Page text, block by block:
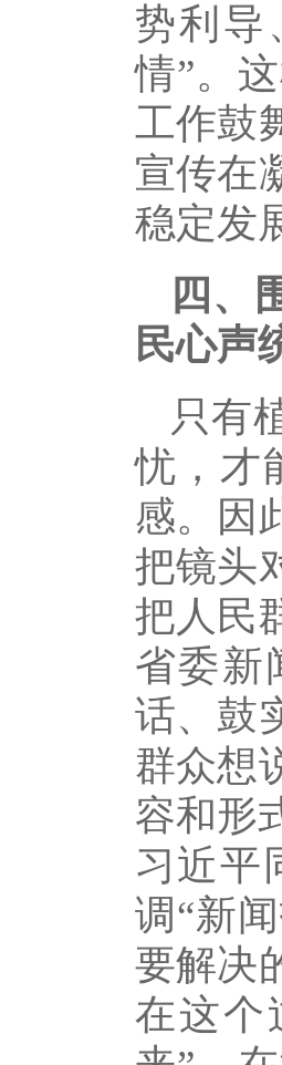
势利导
情”。
工作鼓
宣传在
稳定发
四、
民心声
只有
忧，才
感。因
把镜头
把人民
省委新
话、鼓
群众想
容和形
习近平
调“新
要解决
在这个